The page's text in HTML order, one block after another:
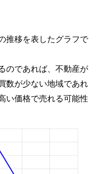
推移を表したグラフで
のであれば、不動産が
数が少ない地域であれ
い価格で売れる可能性